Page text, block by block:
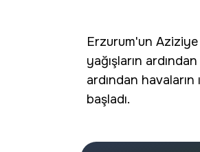
Erzurum'un Aziziye
yağışların
ardından
başladı.